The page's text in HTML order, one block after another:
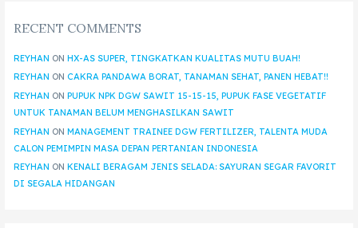
RECENT COMMENTS
REYHAN ON HX-AS SUPER, TINGKATKAN KUALITAS MUTU BUAH!
REYHAN ON CAKRA PANDAWA BORAT, TANAMAN SEHAT, PANEN HEBAT!!
REYHAN ON PUPUK NPK DGW SAWIT 15-15-15, PUPUK FASE VEGETATIF
UNTUK TANAMAN BELUM MENGHASILKAN SAWIT
REYHAN ON MANAGEMENT TRAINEE DGW FERTILIZER, TALENTA MUDA
CALON PEMIMPIN MASA DEPAN PERTANIAN INDONESIA
REYHAN ON KENALI BERAGAM JENIS SELADA: SAYURAN SEGAR FAVORIT
DI SEGALA HIDANGAN